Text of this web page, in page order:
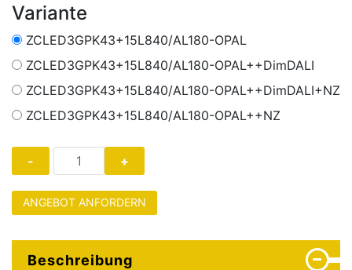
Variante
ZCLED3GPK43+15L840/AL180-OPAL
ZCLED3GPK43+15L840/AL180-OPAL++DimDALI
ZCLED3GPK43+15L840/AL180-OPAL++DimDALI+NZ
ZCLED3GPK43+15L840/AL180-OPAL++NZ
ANGEBOT ANFORDERN
Beschreibung